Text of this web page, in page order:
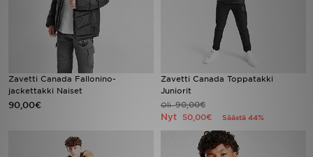
Zavetti Canada Fallonino-
jackettakki Naiset
90,00€
Zavetti Canada Toppatakki
Juniorit
Oli90,00€
Nyt 50,00€ Säästä 44%
Minun viestini
Asiakaspalvelu ja tietoa